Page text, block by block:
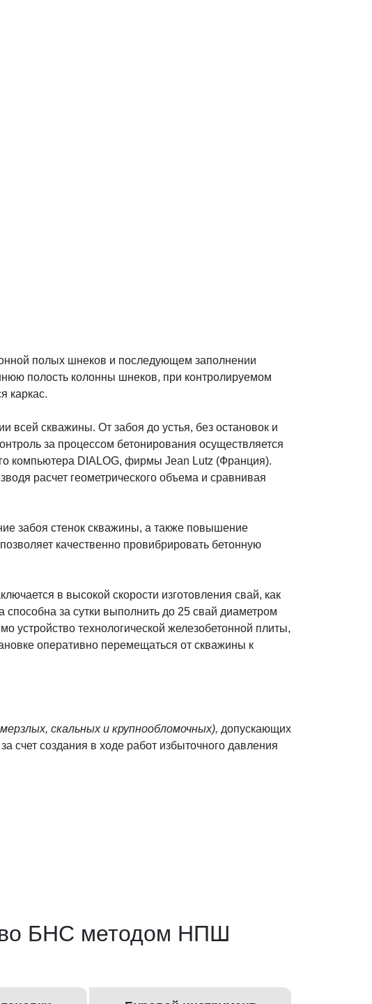
полых шнеков и последующем заполнении
полость колонны шнеков, при контролируемом
каркас.
скважины. От забоя до устья, без остановок и
за процессом бетонирования осуществляется
компьютера DIALOG, фирмы Jean Lutz (Франция).
расчет геометрического объема и сравнивая
забоя стенок скважины, а также повышение
качественно провибрировать бетонную
в высокой скорости изготовления свай, как
за сутки выполнить до 25 свай диаметром
устройство технологической железобетонной плиты,
оперативно перемещаться от скважины к
скальных и крупнообломочных), допускающих
счет создания в ходе работ избыточного давления
БНС методом НПШ